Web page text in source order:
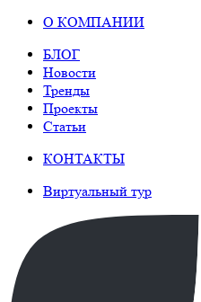
О КОМПАНИИ
БЛОГ
Новости
Тренды
Проекты
Статьи
КОНТАКТЫ
Виртуальный тур